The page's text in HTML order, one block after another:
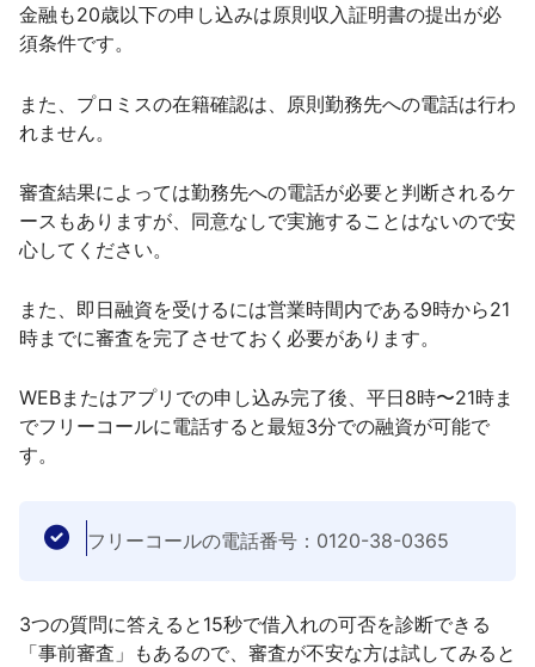
金融も20歳以下の申し込みは原則収入証明書の提出が必
須条件です。
また、プロミスの在籍確認は、原則勤務先への電話は行わ
れません。
審査結果によっては勤務先への電話が必要と判断されるケ
ースもありますが、同意なしで実施することはないので安
心してください。
また、即日融資を受けるには営業時間内である9時から21
時までに審査を完了させておく必要があります。
WEBまたはアプリでの申し込み完了後、平日8時〜21時ま
でフリーコールに電話すると最短3分での融資が可能で
す。
フリーコールの電話番号：0120-38-0365
3つの質問に答えると15秒で借入れの可否を診断できる
「事前審査」もあるので、審査が不安な方は試してみると